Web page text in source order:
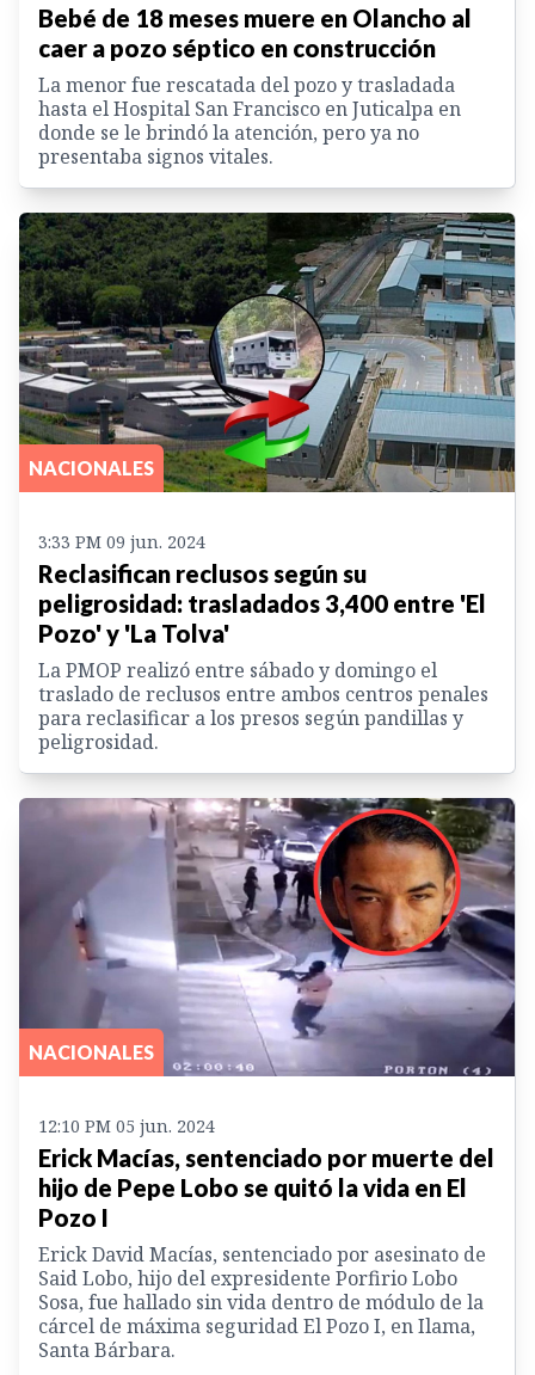
Bebé de 18 meses muere en Olancho al
caer a pozo séptico en construcción
La menor fue rescatada del pozo y trasladada
hasta el Hospital San Francisco en Juticalpa en
donde se le brindó la atención, pero ya no
presentaba signos vitales.
NACIONALES
3:33 PM 09 jun. 2024
Reclasifican reclusos según su
peligrosidad: trasladados 3,400 entre 'El
Pozo' y 'La Tolva'
La PMOP realizó entre sábado y domingo el
traslado de reclusos entre ambos centros penales
para reclasificar a los presos según pandillas y
peligrosidad.
NACIONALES
12:10 PM 05 jun. 2024
Erick Macías, sentenciado por muerte del
hijo de Pepe Lobo se quitó la vida en El
Pozo I
Erick David Macías, sentenciado por asesinato de
Said Lobo, hijo del expresidente Porfirio Lobo
Sosa, fue hallado sin vida dentro de módulo de la
cárcel de máxima seguridad El Pozo I, en Ilama,
Santa Bárbara.